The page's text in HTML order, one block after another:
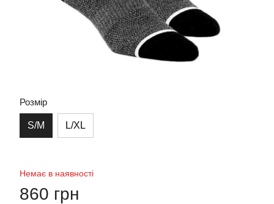
Розмір
S/M L/XL
Немає в наявності
860 грн